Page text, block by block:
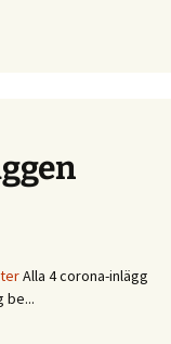
Alla 4 corona-inlägg
be...